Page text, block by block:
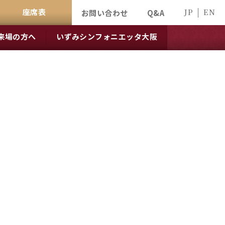
座席表 お問い合わせ Q&A JP EN
場の方へ いずみシンフォニエッタ大阪